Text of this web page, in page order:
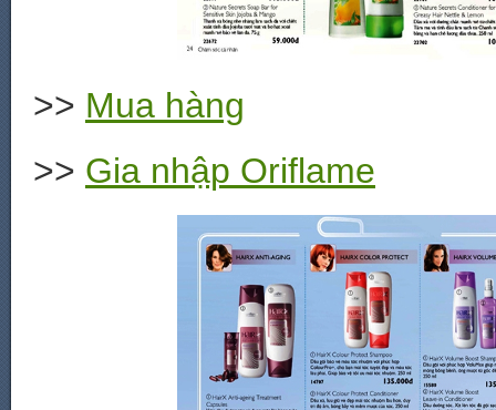
>> Mua hàng
>> Gia nhập Oriflame